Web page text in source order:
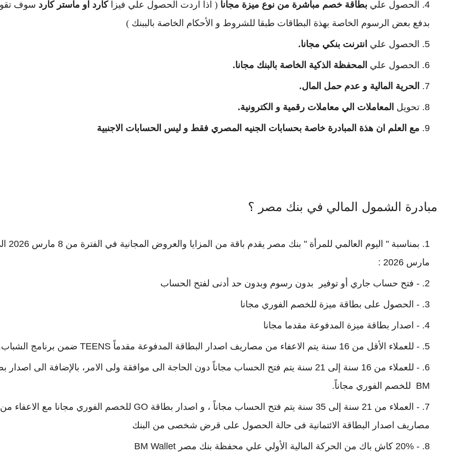
الحصول علي بطاقة خصم مباشرة من نوع ميزة مجانا ( اذا اردت الحصول علي فيزا كارد او ماستر كارد سوف
بدفع بعض الرسوم الخاصة بهذة البطاقات طبقا للشروط و الأحكام الخاصة بالببنك )
الحصول علي انترنت بنكي مجانا.
الحصول علي المحفظة الذكية الخاصة بالبنك مجانا.
الحرية المالية و عدم حمل المال.
تحويل المعاملات الي معاملات رقمية و الكترونية.
مع العلم ان هذة المبادرة خاصة بحسابات الجنيه المصري فقط و ليس الحسابات الاجنبية
مبادرة الشمول المالي في بنك مصر ؟
مارس 2026 :
- فتح حساب جاري أو توفير بدون رسوم وبدون حد أدنى لفتح الحساب
- الحصول على بطاقة ميزة للخصم الفوري مجانا
- اصدار بطاقة ميزة المدفوعة مقدما مجانا
- للعملاء الأقل من 16 سنة يتم الاعفاء من مصاريف اصدار البطاقة المدفوعة مقدماً TEENS ضمن برنامج الشباب.
- للعملاء من 16 سنة إلى 21 سنة يتم فتح الحساب مجاناً دون الحاجة الى موافقة ولى الامر، بالإضافة الى اصدار
BM للخصم الفوري مجاناً.
- العملاء من 21 سنة إلى 35 سنة يتم فتح الحساب مجاناً ، و اصدار بطاقة GO للخصم الفوري مجانا مع الاعفاء من
مصاريف اصدار البطاقة الائتمانية فى حالة الحصول على قرض شخصى من البنك
- 20% كاش باك من الحركة المالية الأولي علي محفظة بنك مصر BM Wallet